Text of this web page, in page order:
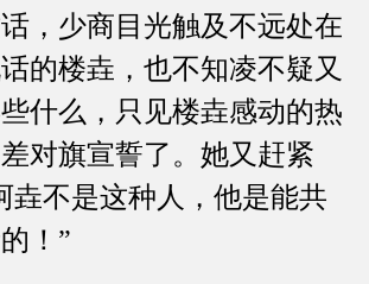
少商目光触及不远处在
的楼垚，也不知凌不疑又
什么，只见楼垚感动的热
对旗宣誓了。她又赶紧
垚不是这种人，他是能共
！”